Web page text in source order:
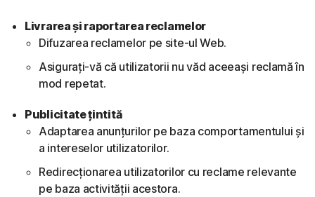
Livrarea și raportarea reclamelor
Difuzarea reclamelor pe site-ul Web.
Asigurați-vă că utilizatorii nu văd aceeași reclamă în
mod repetat.
Publicitate țintită
Adaptarea anunțurilor pe baza comportamentului și
a intereselor utilizatorilor.
Redirecționarea utilizatorilor cu reclame relevante
pe baza activității acestora.